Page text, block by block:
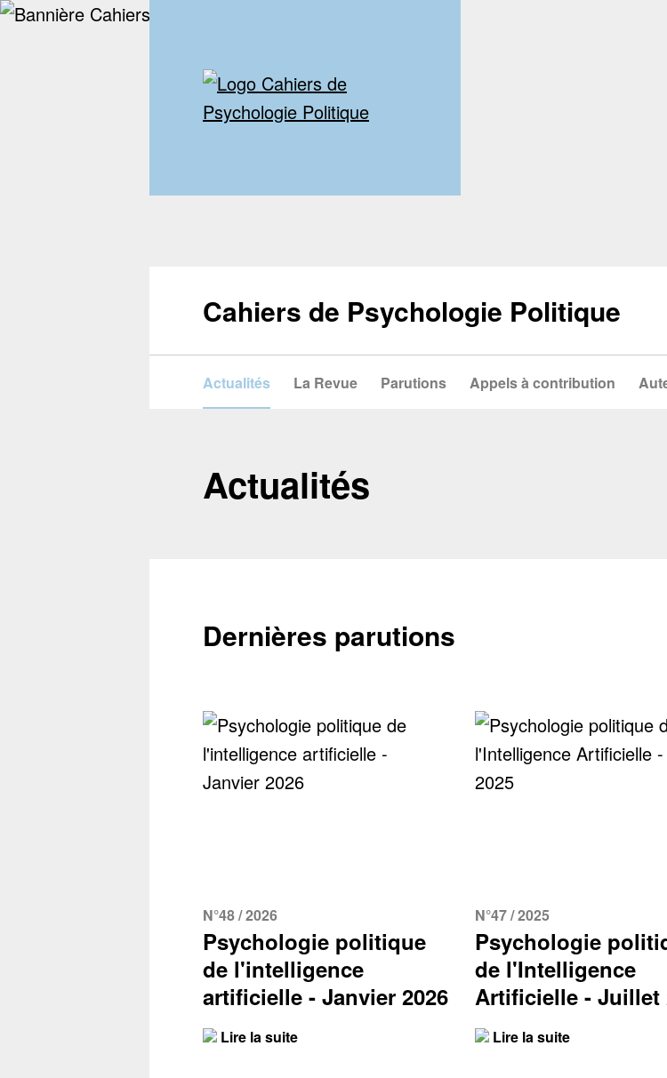
Cahiers de Psychologie Politique
Actualités La Revue Parutions Appels à contribution
Actualités
Dernières parutions
N°48 / 2026
Psychologie politique
de l'intelligence
artificielle - Janvier 2026
Lire la suite
N°47 / 2025
Psychologie
de l'Intelligence
Artificielle - Juillet
Lire la suite